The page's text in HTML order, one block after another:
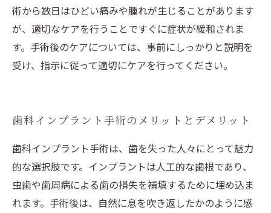
術から数日はひどい痛みや腫れが生じることがあります
が、適切なケアを行うことですぐに症状が緩和されま
す。手術後のケアについては、事前にしっかりと説明を
受け、指示に従って適切にケアを行ってください。
歯科インプラント手術のメリットとデメリット
歯科インプラント手術は、歯を失った人々にとって魅力
的な選択肢です。インプラントは人工的な歯根であり、
虫歯や歯周病による歯の損失を補填するために埋め込ま
れます。手術後は、自然に息を吹き返したかのように感